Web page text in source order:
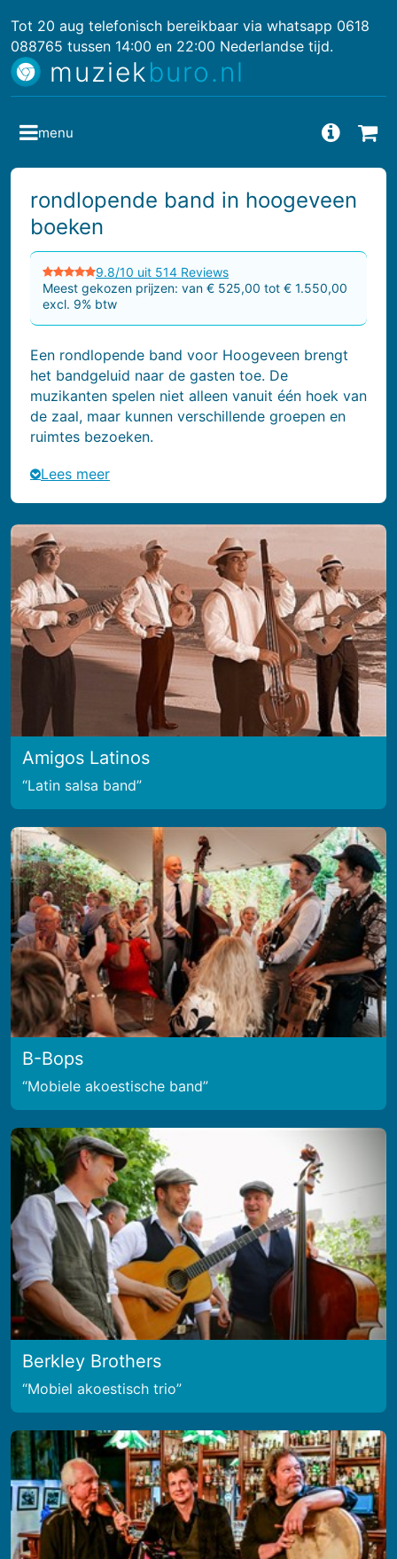
Tot 20 aug telefonisch bereikbaar via whatsapp 0618
088765 tussen 14:00 en 22:00 Nederlandse tijd.
muziekburo.nl
rondlopende band in hoogeveen
boeken
9.8/10 uit 514 Reviews
Meest gekozen prijzen: van € 525,00 tot € 1.550,00
excl. 9% btw
Een rondlopende band voor Hoogeveen brengt
het bandgeluid naar de gasten toe. De
muzikanten spelen niet alleen vanuit één hoek van
de zaal, maar kunnen verschillende groepen en
ruimtes bezoeken.
Lees meer
Amigos Latinos
Latin salsa band
B-Bops
Mobiele akoestische band
Berkley Brothers
Mobiel akoestisch trio
menu